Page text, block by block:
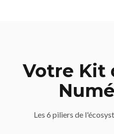
Votre Kit
Les 6 piliers de